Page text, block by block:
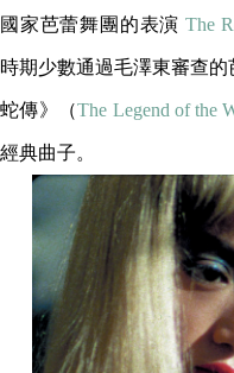
國家芭蕾舞團的表演 The
時期少數通過毛澤東審查
蛇傳》（The Legend of the
經典曲子。